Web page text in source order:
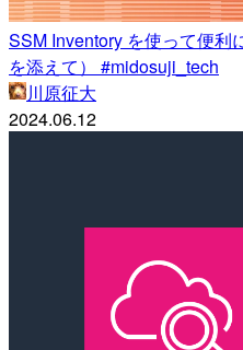
SSM Inventory を使って便利
を添えて） #midosuji_tech
川原征大
2024.06.12